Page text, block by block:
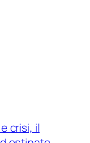
crisi, il